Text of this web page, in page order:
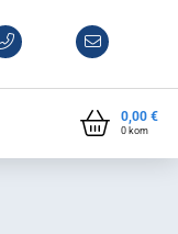
0,00 €
0kom